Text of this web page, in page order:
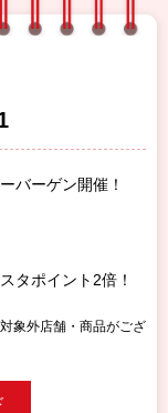
バーゲン開催！
タポイント2倍！
象外店舗・商品がござ